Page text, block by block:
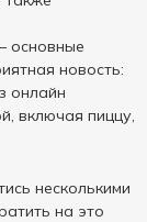
основные
новость:
онлайн
включая пиццу,
несколькими
на это